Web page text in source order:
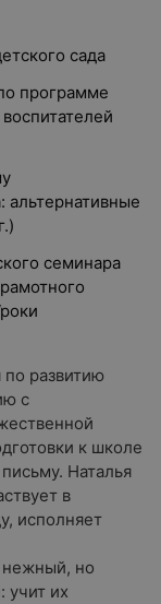
сада
программе
альтернативные
семинара
по развитию
с
к школе
Наталья
в
исполняет
нежный, но
учит их